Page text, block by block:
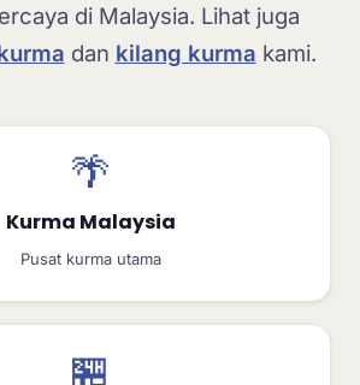
di Malaysia. Lihat juga
dan kilang kurma kami.
🌴
Kurma Malaysia
Pusat kurma utama
🏪